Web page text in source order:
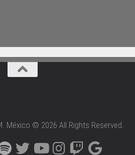
México © 2026 All Rights Reserved.